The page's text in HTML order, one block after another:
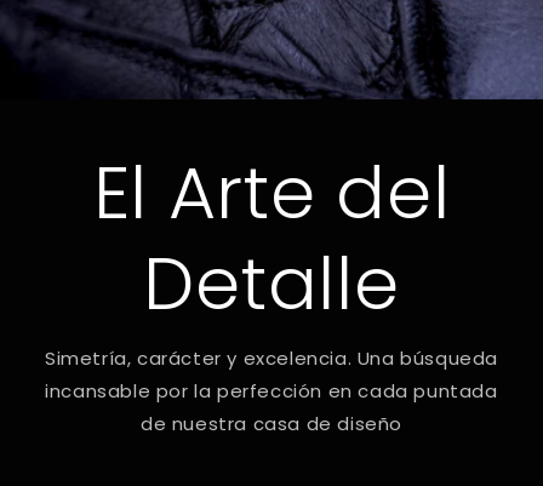
El Arte del
Detalle
Simetría, carácter y excelencia. Una búsqueda
incansable por la perfección en cada puntada
de nuestra casa de diseño